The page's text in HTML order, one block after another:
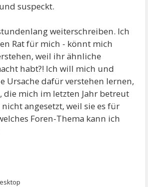
suspeckt.
weiterschreiben. Ich
Rat für mich - könnt mich
weil ihr ähnliche
habt?! Ich will mich und
Ursache dafür verstehen lernen,
die mich im letzten Jahr betreut
angesetzt, weil sie es für
Foren-Thema kann ich